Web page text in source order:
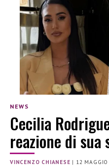
NEWS
Cecilia
reazione di sua
VINCENZO CHIANESE | 12